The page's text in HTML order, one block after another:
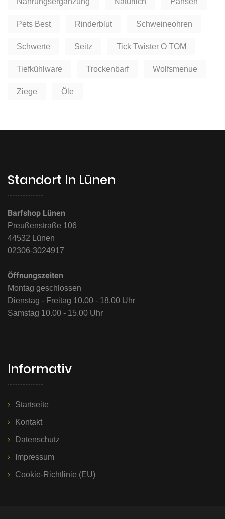
Pets Best Rinderblut Schweineohren
Schwerte Seitz Tick Twister O TOM
Tiefkühlware Trockenbarf Wolfsmenue
Ziege Öle
Standort In Lünen
Barfshop Lünen
Preußenstraße 106
44532 Lünen
02306-3024917
Öffnungszeiten
Montag geschlossen
Dienstag - Freitag 10.00 - 18.00 Uhr
Samstag 10.00 - 15.00 Uhr
Informativ
Startseite
Kontakt
Datenschutz
Impressum
Cookie-Richtlinie (EU)